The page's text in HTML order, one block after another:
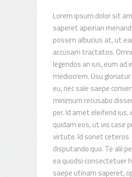
Lorem ipsum dolor sit
saperet apeirian
possim albucius at, ut
accusam tractatos.
legendos an ius, eum ad
mediocrem. Usu
eu, nec sale saepe
minimum recusabo
per. Id amet eleifend ius,
quidam eos, ut vis case
virtute. Id sonet ceteros
disputando quo. Te alii
ea quodsi consectetuer
saepe utinam saperet,
7 NOVEMBER 2024
Chippa United FC is
the official launch of our
7 NOVEMBER 2024
Quick Links
About Us
Senior Team
Club History